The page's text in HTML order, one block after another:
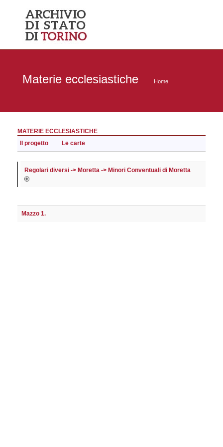
Materie ecclesiastiche Home
MATERIE ECCLESIASTICHE
Il progetto
Le carte
Regolari diversi -> Moretta -> Minori Conventuali di Moretta
Mazzo 1.